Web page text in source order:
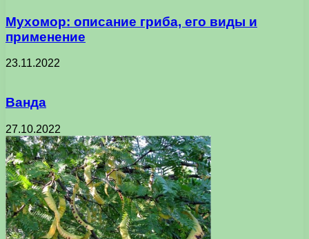
Мухомор: описание гриба, его виды и
применение
23.11.2022
Ванда
27.10.2022